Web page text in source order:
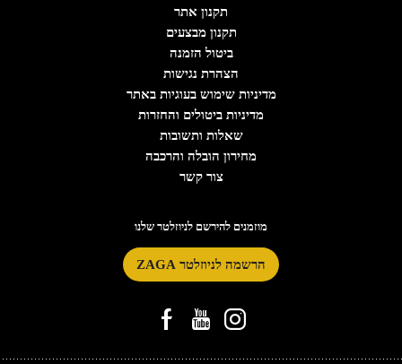
תקנון אתר
תקנון מבצעים
ביטול הזמנה
הצהרת נגישות
מדיניות שימוש בעוגיות באתר
מדיניות ביטולים והחזרות
שאלות ותשובות
מחירון הובלה והרכבה
צור קשר
מוזמנים להירשם לניוזלטר שלנו
הרשמה לניוזלטר ZAGA